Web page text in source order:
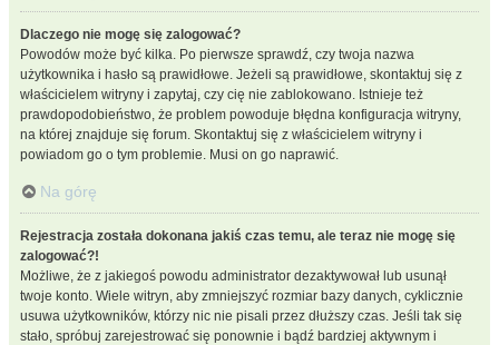
Dlaczego nie mogę się zalogować?
Powodów może być kilka. Po pierwsze sprawdź, czy twoja nazwa
użytkownika i hasło są prawidłowe. Jeżeli są prawidłowe, skontaktuj się z
właścicielem witryny i zapytaj, czy cię nie zablokowano. Istnieje też
prawdopodobieństwo, że problem powoduje błędna konfiguracja witryny,
na której znajduje się forum. Skontaktuj się z właścicielem witryny i
powiadom go o tym problemie. Musi on go naprawić.
Na górę
Rejestracja została dokonana jakiś czas temu, ale teraz nie mogę się
zalogować?!
Możliwe, że z jakiegoś powodu administrator dezaktywował lub usunął
twoje konto. Wiele witryn, aby zmniejszyć rozmiar bazy danych, cyklicznie
usuwa użytkowników, którzy nic nie pisali przez dłuższy czas. Jeśli tak się
stało, spróbuj zarejestrować się ponownie i bądź bardziej aktywnym i